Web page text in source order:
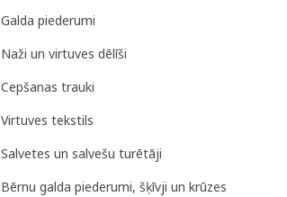
Galda piederumi
Naži un virtuves dēlīši
Cepšanas trauki
Virtuves tekstils
Salvetes un salvešu turētāji
Bērnu galda piederumi, šķīvji un krūzes